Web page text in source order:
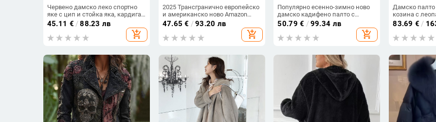
Червено дамско леко спортно
яке с цип и стойка яка, кардиган
стил топ
45.11 € /88.23 лв
add_shopping_cart
2025 Трансгранично европейско
и американско ново Amazon
есенно и зимно свободно яке с
дълъг ръкав, ежедневно
карирано яке с качулка,
бейзболно униформено яке
47.65 € /93.20 лв
add_shopping_cart
Популярно есенно-зимно ново
дамско кадифено палто с
качулка и средна дължина,
памучно, с дълъг ръкав и чист
цвят, памучно яке
50.79 € /99.34 лв
add_shopping_cart
Дамско палто
козина с
стояща яка,
83.69 € /